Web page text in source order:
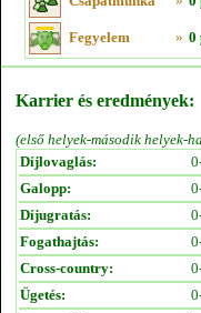
Fegyelem » 0
Karrier és eredmények:
(első helyek-második helyek-
Díjlovaglás:
Galopp:
Díjugratás:
Fogathajtás:
Cross-country:
Ügetés: